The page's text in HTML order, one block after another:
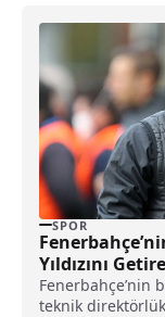
SPOR
Yıldızını
Fenerbahçe’nin
teknik